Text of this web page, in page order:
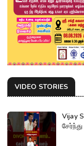
VIDEO STORIES
Vijay